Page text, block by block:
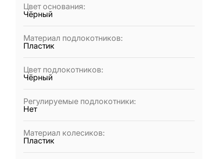
Цвет основания:
Чёрный
Материал подлокотников:
Пластик
Цвет подлокотников:
Чёрный
Регулируемые подлокотники:
Нет
Материал колесиков:
Пластик